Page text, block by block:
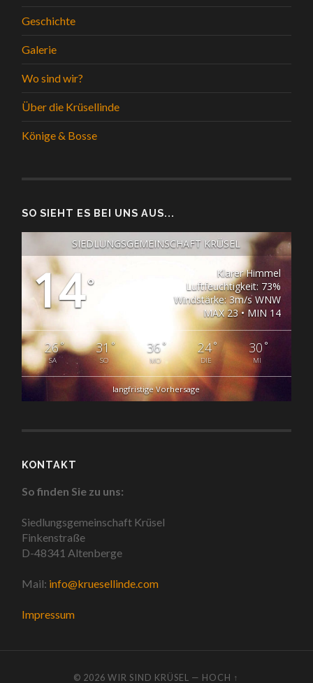
Geschichte
Galerie
Wo sind wir?
Über die Krüsellinde
Könige & Bosse
SO SIEHT ES BEI UNS AUS...
SIEDLUNGSGEMEINSCHAFT KRÜSEL
14°
Klarer Himmel
Luftfeuchtigkeit: 73%
Windstärke: 3m/s WNW
MAX 23 • MIN 14
26°
SA
31°
SO
36°
MO
24°
DIE
30 °
MI
langfristige Vorhersage
KONTAKT
So finden Sie zu uns:
Siedlungsgemeinschaft Krüsel
Finkenstraße
D-48341 Altenberge
Mail: info@kruesellinde.com
Impressum
© 2026WIR SIND KRÜSEL — HOCH ↑